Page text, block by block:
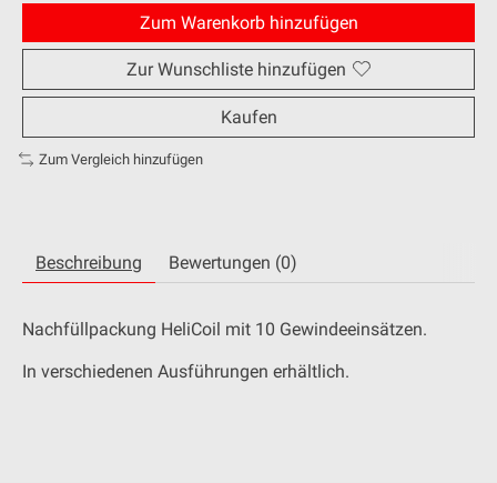
Zum Warenkorb hinzufügen
Zur Wunschliste hinzufügen
Kaufen
Zum Vergleich hinzufügen
Beschreibung Bewertungen (0)
Nachfüllpackung HeliCoil mit 10 Gewindeeinsätzen.
In verschiedenen Ausführungen erhältlich.